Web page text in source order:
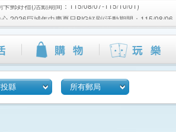
卡郵好禮(活動期間：115/08/07-115/10/01)
2026巨城年中慶夏日BIG好刷(活動期間：115/08/06-
西第2波 刷卡郵好禮(活動期間：115/08/06-115/09/02)
縣 所有郵局